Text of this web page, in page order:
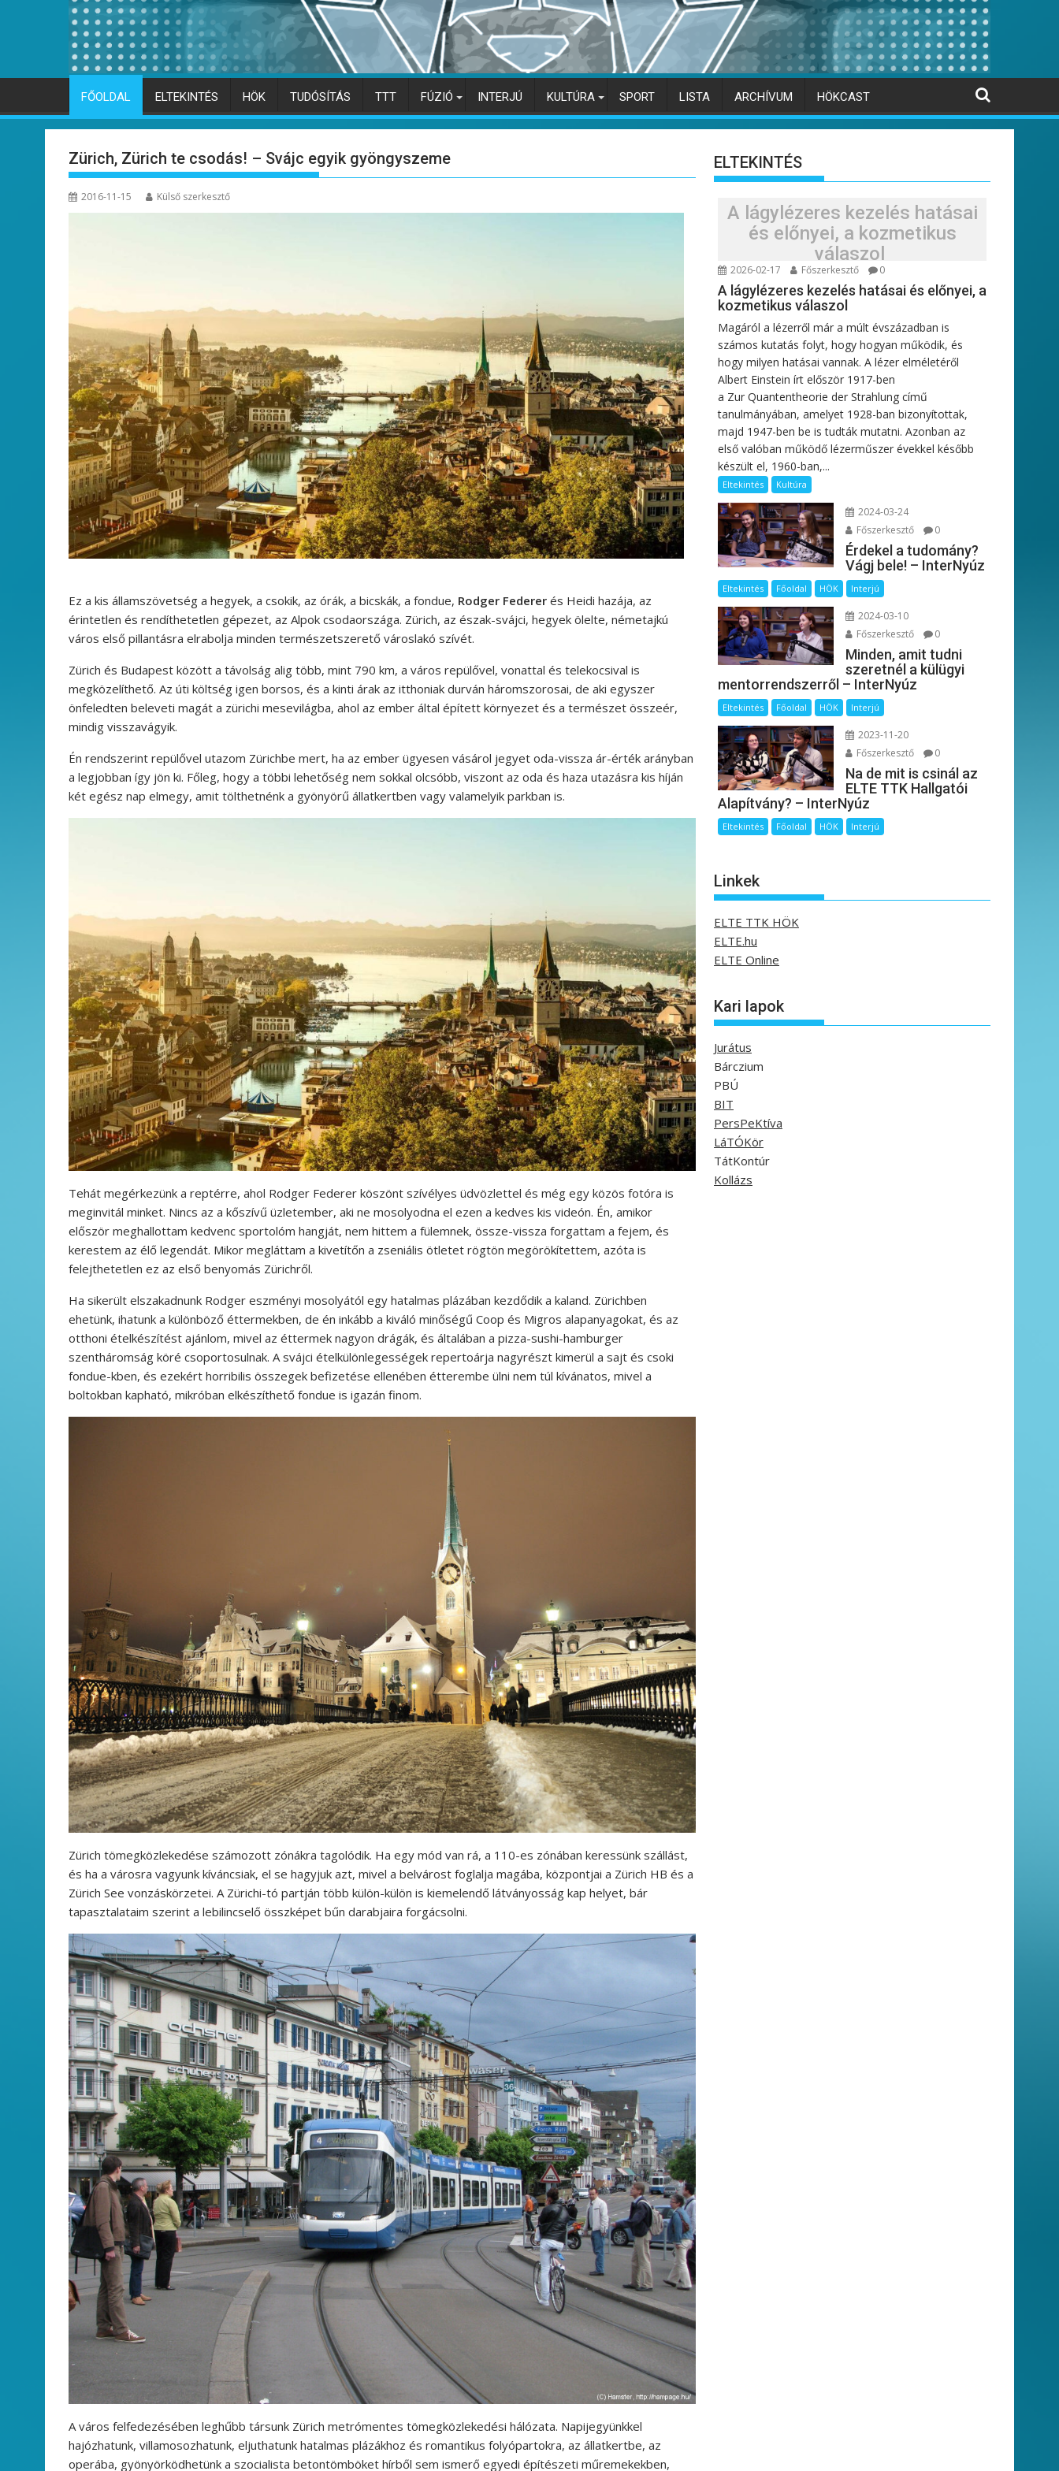
FŐOLDAL ELTEKINTÉS HÖK TUDÓSÍTÁS TTT FÚZIÓ INTERJÚ KULTÚRA SPORT LISTA ARCHÍVUM HÖKCAST
Zürich, Zürich te csodás! – Svájc egyik gyöngyszeme
2016-11-15 Külső szerkesztő
Ez a kis államszövetség a hegyek, a csokik, az órák, a bicskák, a fondue, Rodger Federer és Heidi hazája, az
érintetlen és rendíthetetlen gépezet, az Alpok csodaországa. Zürich, az észak-svájci, hegyek ölelte, németajkú
város első pillantásra elrabolja minden természetszerető városlakó szívét.
Zürich és Budapest között a távolság alig több, mint 790 km, a város repülővel, vonattal és telekocsival is
megközelíthető. Az úti költség igen borsos, és a kinti árak az itthoniak durván háromszorosai, de aki egyszer
önfeledten beleveti magát a zürichi mesevilágba, ahol az ember által épített környezet és a természet összeér,
mindig visszavágyik.
Én rendszerint repülővel utazom Zürichbe mert, ha az ember ügyesen vásárol jegyet oda-vissza ár-érték arányban
a legjobban így jön ki. Főleg, hogy a többi lehetőség nem sokkal olcsóbb, viszont az oda és haza utazásra kis híján
két egész nap elmegy, amit tölthetnénk a gyönyörű állatkertben vagy valamelyik parkban is.
Tehát megérkezünk a reptérre, ahol Rodger Federer köszönt szívélyes üdvözlettel és még egy közös fotóra is
meginvitál minket. Nincs az a kőszívű üzletember, aki ne mosolyodna el ezen a kedves kis videón. Én, amikor
először meghallottam kedvenc sportolóm hangját, nem hittem a fülemnek, össze-vissza forgattam a fejem, és
kerestem az élő legendát. Mikor megláttam a kivetítőn a zseniális ötletet rögtön megörökítettem, azóta is
felejthetetlen ez az első benyomás Zürichről.
Ha sikerült elszakadnunk Rodger eszményi mosolyától egy hatalmas plázában kezdődik a kaland. Zürichben
ehetünk, ihatunk a különböző éttermekben, de én inkább a kiváló minőségű Coop és Migros alapanyagokat, és az
otthoni ételkészítést ajánlom, mivel az éttermek nagyon drágák, és általában a pizza-sushi-hamburger
szentháromság köré csoportosulnak. A svájci ételkülönlegességek repertoárja nagyrészt kimerül a sajt és csoki
fondue-kben, és ezekért horribilis összegek befizetése ellenében étterembe ülni nem túl kívánatos, mivel a
boltokban kapható, mikróban elkészíthető fondue is igazán finom.
Zürich tömegközlekedése számozott zónákra tagolódik. Ha egy mód van rá, a 110-es zónában keressünk szállást,
és ha a városra vagyunk kíváncsiak, el se hagyjuk azt, mivel a belvárost foglalja magába, központjai a Zürich HB és a
Zürich See vonzáskörzetei. A Zürichi-tó partján több külön-külön is kiemelendő látványosság kap helyet, bár
tapasztalataim szerint a lebilincselő összképet bűn darabjaira forgácsolni.
A város felfedezésében leghűbb társunk Zürich metrómentes tömegközlekedési hálózata. Napijegyünkkel
hajózhatunk, villamosozhatunk, eljuthatunk hatalmas plázákhoz és romantikus folyópartokra, az állatkertbe, az
operába, gyönyörködhetünk a szocialista betontömböket hírből sem ismerő egyedi építészeti műremekekben,
ELTEKINTÉS
A lágylézeres kezelés hatásai
és előnyei, a kozmetikus
válaszol
2026-02-17 Főszerkesztő 0
A lágylézeres kezelés hatásai és előnyei, a
kozmetikus válaszol
Magáról a lézerről már a múlt évszázadban is
számos kutatás folyt, hogy hogyan működik, és
hogy milyen hatásai vannak. A lézer elméletéről
Albert Einstein írt először 1917-ben
a Zur Quantentheorie der Strahlung című
tanulmányában, amelyet 1928-ban bizonyítottak,
majd 1947-ben be is tudták mutatni. Azonban az
első valóban működő lézerműszer évekkel később
készült el, 1960-ban,...
Eltekintés Kultúra
2024-03-24
Főszerkesztő
0
Érdekel a tudomány?
Vágj bele! – InterNyúz
Eltekintés Főoldal HÖK Interjú
2024-03-10
Főszerkesztő
0
Minden, amit tudni
szeretnél a külügyi
mentorrendszerről – InterNyúz
Eltekintés Főoldal HÖK Interjú
2023-11-20
Főszerkesztő
0
Na de mit is csinál az
ELTE TTK Hallgatói
Alapítvány? – InterNyúz
Eltekintés Főoldal HÖK Interjú
Linkek
ELTE TTK HÖK
ELTE.hu
ELTE Online
Kari lapok
Jurátus
Bárczium
PBÚ
BIT
PersPeKtíva
LáTÓKör
TátKontúr
Kollázs